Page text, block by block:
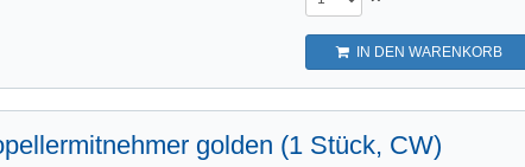
IN DEN WARENKORB
golden (1 Stück, CW)